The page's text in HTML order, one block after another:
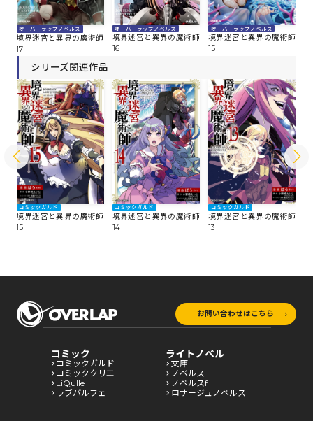
オーバーラップノベルス
境界迷宮と異界の魔術師
17
オーバーラップノベルス
境界迷宮と異界の魔術師
16
オーバーラップノベルス
境界迷宮と異界の魔術師
15
シリーズ関連作品
コミックガルド
境界迷宮と異界の魔術師
15
コミックガルド
境界迷宮と異界の魔術師
14
コミックガルド
境界迷宮と異界の魔術師
13
お問い合わせはこちら
コミック
コミックガルド
コミッククリエ
LiQulle
ラブパルフェ
ライトノベル
文庫
ノベルス
ノベルスf
ロサージュノベルス